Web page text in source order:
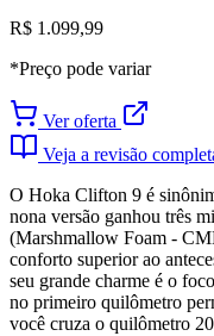
R$ 1.099,99
*Preço pode variar
Ver oferta
Veja a revisão
O Hoka Clifton 9 é
nona versão ganhou três
(Marshmallow Foam -
conforto superior ao
seu grande charme é o
no primeiro quilômetro
você cruza o quilômetro